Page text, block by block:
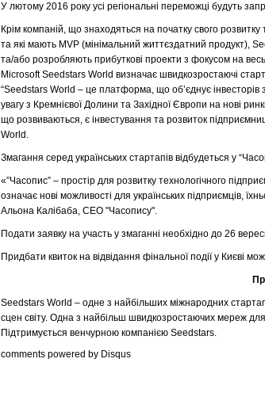
У лютому 2016 року усі регіональні переможці будуть
Крім компаній, що знаходяться на початку свого
та які мають MVP (мінімальний життєздатний продукт),
та/або розробляють прибуткові проекти з фокусом на
Microsoft Seedstars World визначає швидкозростаючі
“Seedstars World – це платформа, що об’єднує
увагу з Кремнієвої Долини та Західної Європи на нові
що розвиваються, є інвестування та розвиток
World.
Змагання серед українських стартапів відбудеться у
«”Часопис” – простір для розвитку технологічного
означає нові можливості для українських підприємців,
Альона Калібаба, СЕО "Часопису".
Подати заявку на участь у змаганні необхідно до 26
Придбати квиток на відвідання фінальної події у Києві
Seedstars World – одне з найбільших міжнародних
сцен світу. Одна з найбільш швидкозростаючих мереж
Підтримується венчурною компанією Seedstars.
comments powered by Disqus